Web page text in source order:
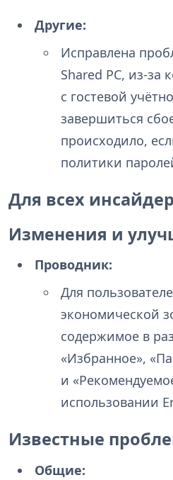
Другие:
Исправлена
Shared PC, из-за
с гостевой
завершиться
происходило,
политики
Для всех
Изменения и
Проводник:
Для
экономической
содержимое в
«Избранное»,
и
использовании
Известные
Общие: